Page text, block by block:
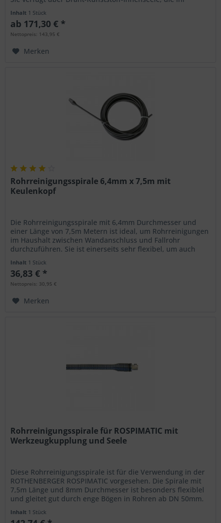
Inhalt 1 Stück
ab 171,30 € *
Nettopreis: 143,95 €
Merken
Rohrreinigungsspirale 6,4mm x 7,5m mit
Keulenkopf
Die Rohrreinigungsspirale mit 6,4mm Durchmesser und
einer Länge von 7,5m Metern ist ideal, um Rohrreinigungen
im Haushalt zwischen Wandanschluss und Fallrohr
durchzuführen. Sie ist einerseits sehr flexibel, um auch
Inhalt 1 Stück
36,83 € *
Nettopreis: 30,95 €
Merken
Rohrreinigungsspirale für ROSPIMATIC mit
Werkzeugkupplung und Seele
Diese Rohrreinigungsspirale ist für die Verwendung in der
ROTHENBERGER ROSPIMATIC vorgesehen. Die Spirale mit
7,5m Länge und 8mm Durchmesser ist besonders flexiblel
und gleitet gut durch enge Bögen in Rohren ab DN 50mm.
Inhalt 1 Stück